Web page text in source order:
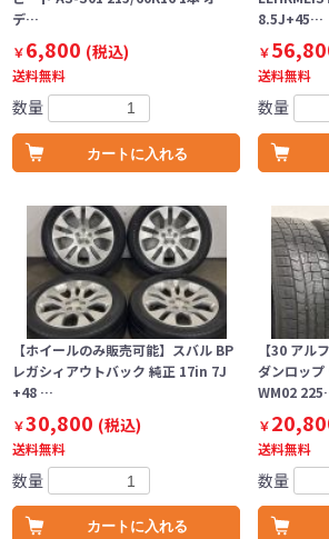
デ…
￥6,800 (税込)
送料無料
数量
カートに入れる
8.5J+45…
￥
送料無料
数量
【ホイールのみ販売可能】スバル BP
レガシィアウトバック 純正 17in 7J
+48 …
￥30,800 (税込)
送料無料
数量
カートに入れる
【30 アル
ダンロップ
WM02
￥
送料無料
数量